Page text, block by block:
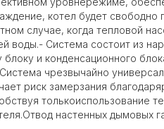
котел будет свободно
случае, когда тепловой
воды.- Система состоит из
и конденсационного
чрезвычайно
риск замерзания
толькоиспользование
настенных дымовых